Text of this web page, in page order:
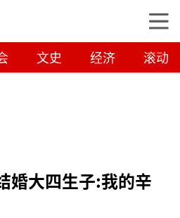
文史 经济 滚动
婚大四生子:我的辛